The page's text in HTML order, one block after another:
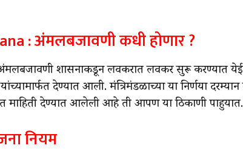
: अंमलबजावणी कधी होणार ?
शासनाकडून लवकरात लवकर सुरू करण्यात
देण्यात आली. मंत्रिमंडळाच्या या निर्णया
माहिती देण्यात आलेली आहे ती आपण या ठिकाणी पाहुयात.
नियम